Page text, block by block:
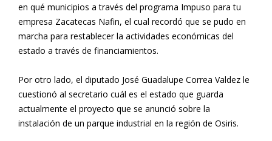
en qué municipios a través del programa Impuso para tu
empresa Zacatecas Nafin, el cual recordó que se pudo en
marcha para restablecer la actividades económicas del
estado a través de financiamientos.
Por otro lado, el diputado José Guadalupe Correa Valdez le
cuestionó al secretario cuál es el estado que guarda
actualmente el proyecto que se anunció sobre la
instalación de un parque industrial en la región de Osiris.